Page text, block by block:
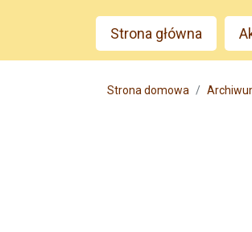
Main menu
Strona główna
Strona domowa